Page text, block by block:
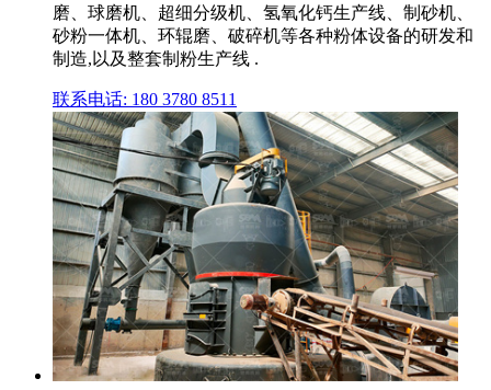
磨、球磨机、超细分级机、氢氧化钙生产线、制砂机、
砂粉一体机、环辊磨、破碎机等各种粉体设备的研发和
制造,以及整套制粉生产线 .
联系电话: 180 3780 8511